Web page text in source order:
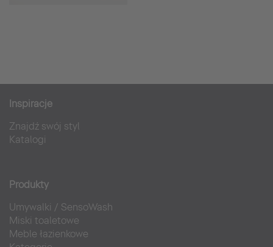
Inspiracje
Znajdź swój styl
Katalogi
Produkty
Umywalki / SensoWash
Miski toaletowe
Meble łazienkowe